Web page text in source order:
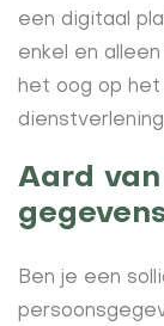
een digitaal
enkel en
het oog op
Aard
Ben je een